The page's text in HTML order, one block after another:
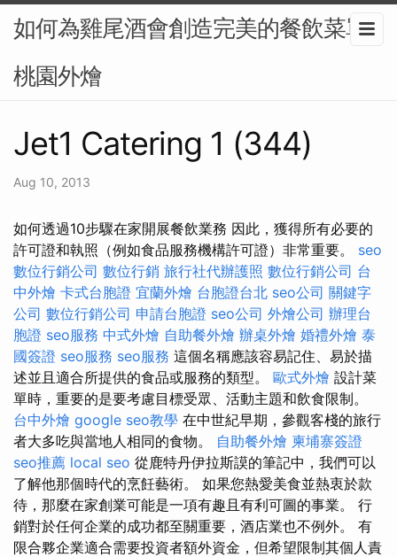
如何為雞尾酒會創造完美的餐飲菜單-
桃園外燴
Jet1 Catering 1 (344)
Aug 10, 2013
如何透過10步驟在家開展餐飲業務 因此，獲得所有必要的
許可證和執照（例如食品服務機構許可證）非常重要。 seo
數位行銷公司 數位行銷 旅行社代辦護照 數位行銷公司 台
中外燴 卡式台胞證 宜蘭外燴 台胞證台北 seo公司 關鍵字
公司 數位行銷公司 申請台胞證 seo公司 外燴公司 辦理台
胞證 seo服務 中式外燴 自助餐外燴 辦桌外燴 婚禮外燴 泰
國簽證 seo服務 seo服務 這個名稱應該容易記住、易於描
述並且適合所提供的食品或服務的類型。 歐式外燴 設計菜
單時，重要的是要考慮目標受眾、活動主題和飲食限制。
台中外燴 google seo教學 在中世紀早期，參觀客棧的旅行
者大多吃與當地人相同的食物。 自助餐外燴 柬埔寨簽證
seo推薦 local seo 從鹿特丹伊拉斯謨的筆記中，我們可以
了解他那個時代的烹飪藝術。 如果您熱愛美食並熱衷於款
待，那麼在家創業可能是一項有趣且有利可圖的事業。 行
銷對於任何企業的成功都至關重要，酒店業也不例外。 有
限合夥企業適合需要投資者額外資金，但希望限制其個人責